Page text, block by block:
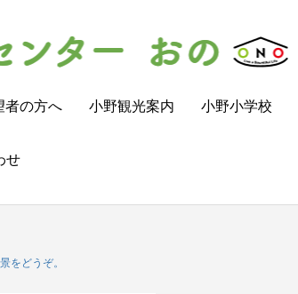
者の方へ 小野観光案内 小野小学校
せ
をどうぞ。